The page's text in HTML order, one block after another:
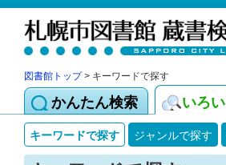
図書館トップ> キーワードで探す
かんたん検索 いろ
キーワードで探す ジャンルで探す